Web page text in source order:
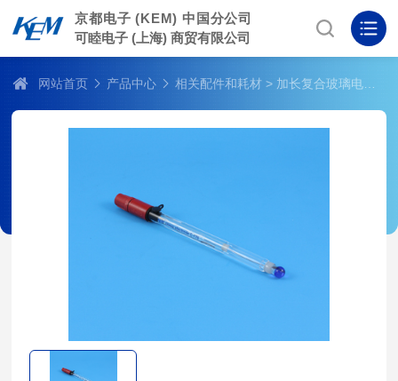
京都电子 (KEM) 中国分公司
可睦电子 (上海) 商贸有限公司
网站首页 产品中心 相关配件和耗材 > 加长复合玻璃电极 C-176 (67-00001-02)